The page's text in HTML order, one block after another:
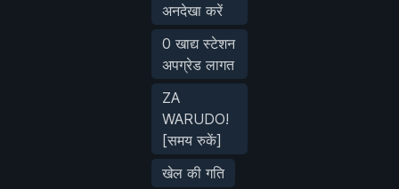
अनदेखा करें
0 खाद्य स्टेशन
अपग्रेड लागत
ZA
WARUDO!
[समय रुकें]
खेल की गति